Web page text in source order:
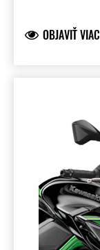
OBJAVIŤ VIAC